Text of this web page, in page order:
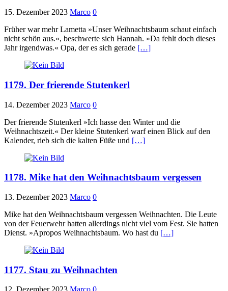
15. Dezember 2023 Marco 0
Früher war mehr Lametta »Unser Weihnachtsbaum schaut einfach
nicht schön aus.«, beschwerte sich Hannah. »Da fehlt doch dieses
Jahr irgendwas.« Opa, der es sich gerade […]
1179. Der frierende Stutenkerl
14. Dezember 2023 Marco 0
Der frierende Stutenkerl »Ich hasse den Winter und die
Weihnachtszeit.« Der kleine Stutenkerl warf einen Blick auf den
Kalender, rieb sich die kalten Füße und […]
1178. Mike hat den Weihnachtsbaum vergessen
13. Dezember 2023 Marco 0
Mike hat den Weihnachtsbaum vergessen Weihnachten. Die Leute
von der Feuerwehr hatten allerdings nicht viel vom Fest. Sie hatten
Dienst. »Apropos Weihnachtsbaum. Wo hast du […]
1177. Stau zu Weihnachten